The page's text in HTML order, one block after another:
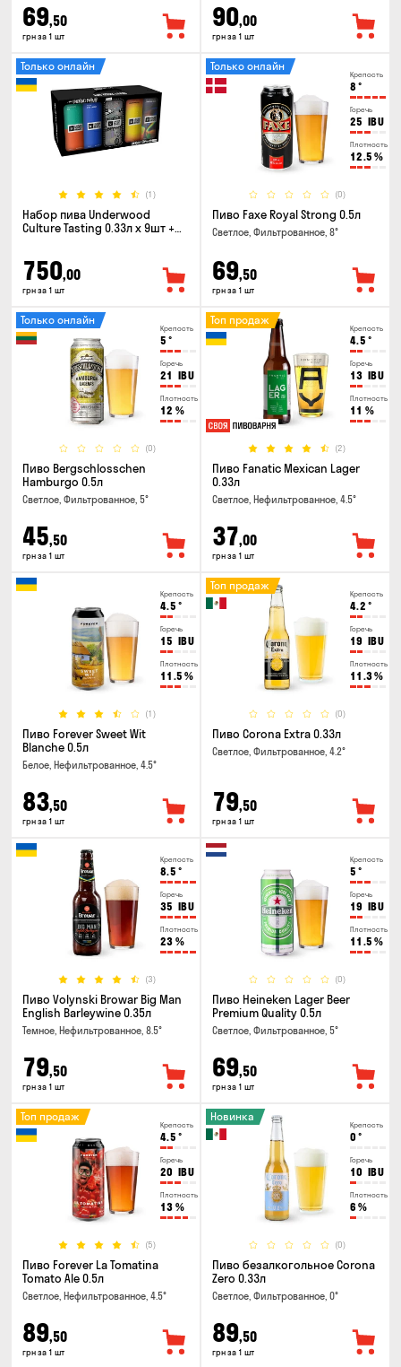
69,50
грн за 1 шт
90,00
грн за 1 шт
(1)
Только онлайн
Набор пива Underwood
Culture Tasting 0.33л x 9шт +
750,00
грн за 1 шт
Крепость
8 °
Горечь
25 IBU
Плотность
12.5 %
(0)
Только онлайн
Пиво Faxe Royal Strong 0.5л
Светлое, Фильтрованное, 8°
69,50
грн за 1 шт
Крепость
5 °
Горечь
21 IBU
Плотность
12 %
(0)
Только онлайн
Пиво Bergschlosschen
Hamburgo 0.5л
Светлое, Фильтрованное, 5°
45,50
грн за 1 шт
Крепость
4.5 °
Горечь
13 IBU
Плотность
11 %
(2)
Топ продаж
Пиво Fanatic Mexican Lager
0.33л
Светлое, Нефильтрованное, 4.5°
37,00
грн за 1 шт
Крепость
4.5 °
Горечь
15 IBU
Плотность
11.5 %
(1)
Пиво Forever Sweet Wit
Blanche 0.5л
Белое, Нефильтрованное, 4.5°
83,50
грн за 1 шт
Крепость
4.2 °
Горечь
19 IBU
Плотность
11.3%
(0)
Топ продаж
Пиво Corona Extra 0.33л
Светлое, Фильтрованное, 4.2°
79,50
грн за 1 шт
Крепость
8.5 °
Горечь
35 IBU
Плотность
23 %
(3)
Пиво Volynski Browar Big Man
English Barleywine 0.35л
Темное, Нефильтрованное, 8.5°
79,50
грн за 1 шт
Крепость
5 °
Горечь
19 IBU
Плотность
11.5 %
(0)
Пиво Heineken Lager Beer
Premium Quality 0.5л
Светлое, Фильтрованное, 5°
69,50
грн за 1 шт
Крепость
4.5 °
Горечь
20 IBU
Плотность
13 %
(5)
Топ продаж
Пиво Forever La Tomatina
Tomato Ale 0.5л
Светлое, Нефильтрованное, 4.5°
89,50
грн за 1 шт
Крепость
0 °
Горечь
10 IBU
Плотность
6 %
(0)
Новинка
Пиво безалкогольное Corona
Zero 0.33л
Светлое, Фильтрованное, 0°
89,50
грн за 1 шт